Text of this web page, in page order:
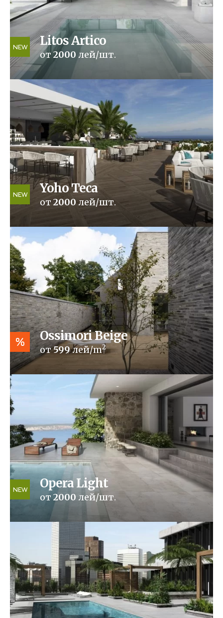
Litos Artico
от2000 лей/шт.
NEW
Yoho Teca
от 2000лей/шт.
NEW
Ossimori Beige
от599лей/m2
%
Opera Light
от 2000 лей/шт.
NEW